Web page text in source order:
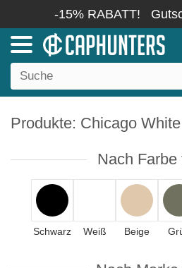
-15% RABATT!
Produkte: Chicago
Nach Farbe
Schwarz Weiß Beige